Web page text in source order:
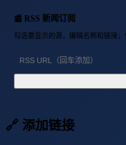
📰 RSS 新闻订阅
勾选要显示的源，编辑名称和链接
🔗 添加链接